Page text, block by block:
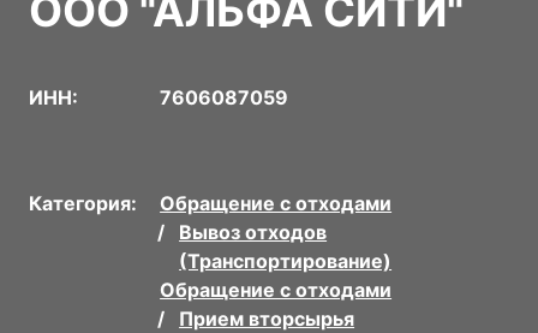
ООО "АЛЬФА СИТИ"
ИНН: 7606087059
Категория:
Обращение с отходами
Вывоз отходов
(Транспортирование)
Обращение с отходами
Прием вторсырья